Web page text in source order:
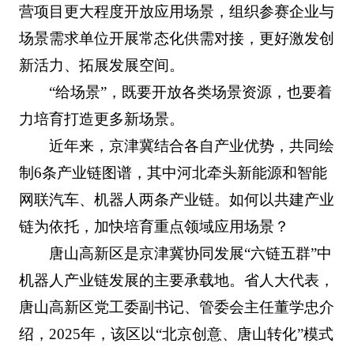
营项目更大程度开放应用场景，组织参赛企业与
场景需求单位开展常态化供需对接，更好激发创
新活力、拓展发展空间。
“给场景”，既要开放各类场景资源，也要着
力培育打造更多新场景。
近年来，京津冀结合各自产业优势，共同绘
制6条产业链图谱，其中河北牵头新能源和智能
网联汽车、机器人两条产业链。如何以共建产业
链为依托，加快培育重点领域应用场景？
唐山高新区是京津冀协同发展“六链五群”中
机器人产业链发展的主要承载地。省人大代表，
唐山高新区党工委副书记、管委会主任董学忠介
绍，2025年，该区以“北京创意、唐山转化”模式